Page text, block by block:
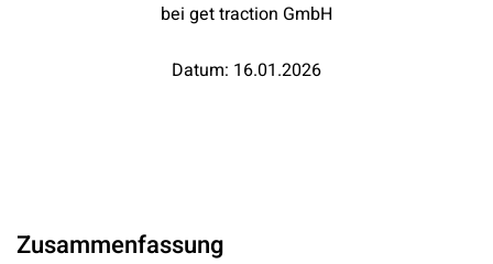
bei get traction GmbH
Datum: 16.01.2026
Zusammenfassung